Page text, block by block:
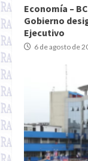
Economía –
Gobierno
Ejecutivo
6 de agosto de